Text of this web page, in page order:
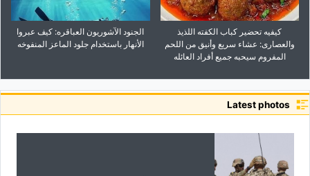
کیفیه تحضیر کباب الکفته اللذیذ
والعصاری: عشاء سریع وأنیق من اللحم
المفروم سیحبه جمیع أفراد العائله
الجنود الآشوریون العباقره: کیف عبروا
الأنهار باستخدام جلود الماعز المنفوخه
Latest photos